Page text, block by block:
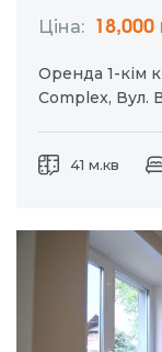
Ціна: 18,000
Оренда 1-кім
Complex,
Продумане
41 м.кв